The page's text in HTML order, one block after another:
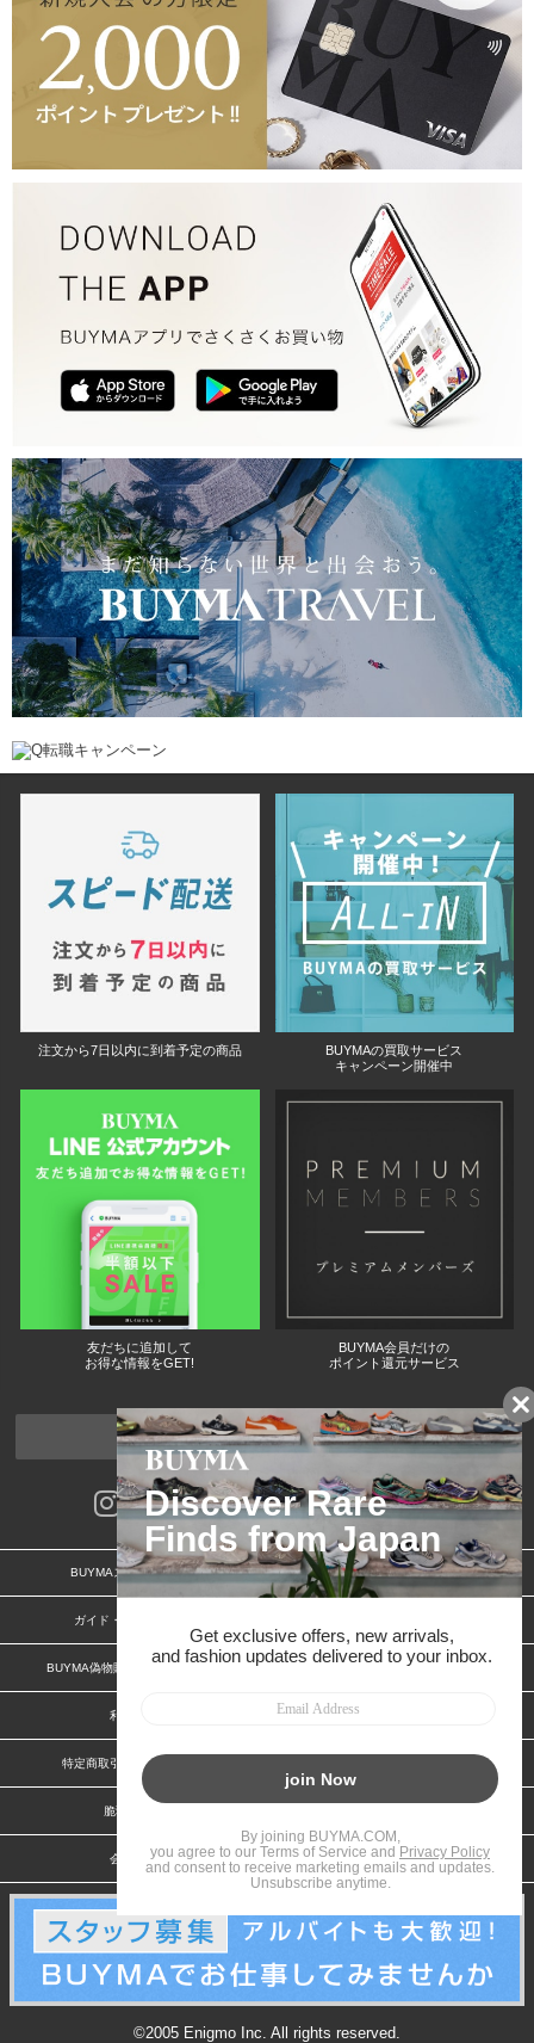
注文から7日以内に到着予定の商品
BUYMAの買取サービス
キャンペーン開催中
友だちに追加して
お得な情報をGET!
BUYMA会員だけの
ポイント還元サービス
ページトップへ
BUYMAスタートガイド 安心への取り組み
ガイド・お問い合わせ
BUYMA偽物販売防止の取り組み BUYMA CARD
利用規約
特定商取引法に関する表記
脆弱性報告
会社案内 スタッフ募集
©2005 Enigmo Inc. All rights reserved.